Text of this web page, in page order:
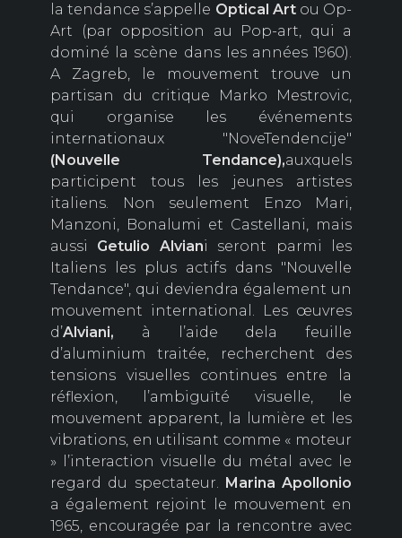
la tendance s’appelle Optical Artou Op-
Art (par opposition au Pop-art, qui a
dominé la scène dans les années 1960).
A Zagreb, le mouvement trouve un
partisan du critique Marko Mestrovic,
qui organise les événements
internationaux "NoveTendencije"
(Nouvelle Tendance),auxquels
participent tous les jeunes artistes
italiens. Non seulement Enzo Mari,
Manzoni, Bonalumi et Castellani, mais
aussi Getulio Alviani seront parmi les
Italiens les plus actifs dans "Nouvelle
Tendance", qui deviendra également un
mouvement international. Les œuvres
d’Alviani, à l’aide dela feuille
d’aluminium traitée, recherchent des
tensions visuelles continues entre la
réflexion, l’ambiguïté visuelle, le
mouvement apparent, la lumière et les
vibrations, en utilisant comme « moteur
» l’interaction visuelle du métal avec le
regard du spectateur. Marina Apollonio
a également rejoint le mouvement en
1965, encouragée par la rencontre avec